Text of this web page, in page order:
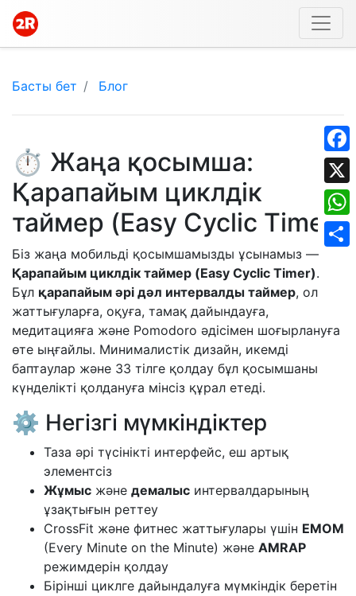
X
Басты бет Блог
⏱️ Жаңа қосымша:
Қарапайым циклдік
таймер (Easy Cyclic Timer)
Біз жаңа мобильді қосымшамызды ұсынамыз —
Қарапайым циклдік таймер (Easy Cyclic Timer).
Бұл қарапайым әрі дәл интервалды таймер, ол
жаттығуларға, оқуға, тамақ дайындауға,
медитацияға және Pomodoro әдісімен шоғырлануға
өте ыңғайлы. Минималистік дизайн, икемді
баптаулар және 33 тілге қолдау бұл қосымшаны
күнделікті қолдануға мінсіз құрал етеді.
⚙️ Негізгі мүмкіндіктер
Таза әрі түсінікті интерфейс, еш артық
элементсіз
Жұмыс және демалыс интервалдарының
ұзақтығын реттеу
CrossFit және фитнес жаттығулары үшін EMOM
(Every Minute on the Minute) және AMRAP
режимдерін қолдау
Бірінші циклге дайындалуға мүмкіндік беретін